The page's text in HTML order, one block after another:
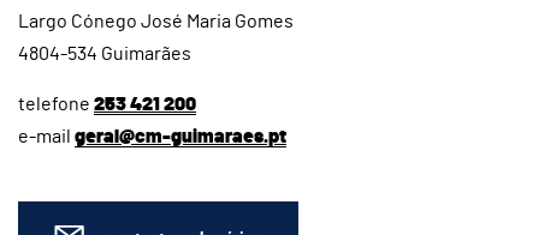
Largo Cónego José Maria Gomes
4804-534 Guimarães
telefone 253 421 200
e-mail geral@cm-guimaraes.pt